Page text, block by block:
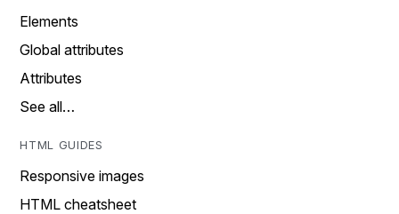
Elements
Global attributes
Attributes
See all…
HTML GUIDES
Responsive images
HTML cheatsheet